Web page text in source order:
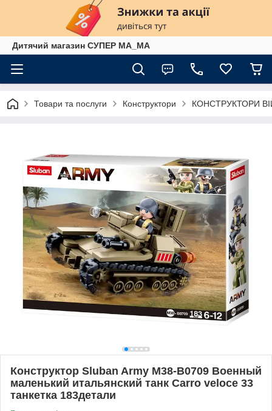
Дитячий магазин СУПЕР МА_МА
Товари та послуги Конструктори КОНСТРУКТОРИ
Конструктор Sluban Army M38-B0709 Военный
маленький итальянский танк Carro veloce 33
танкетка 183детали